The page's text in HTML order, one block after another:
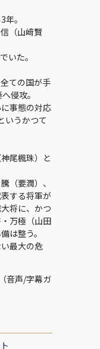
。
（山﨑賢
いた。
ての国が手
侵攻。
事態の対応
いうかつて
尾楓珠）と
（要潤）、
する将軍が
将に、かつ
万極（山田
は整う。
最大の危
音声/字幕ガ